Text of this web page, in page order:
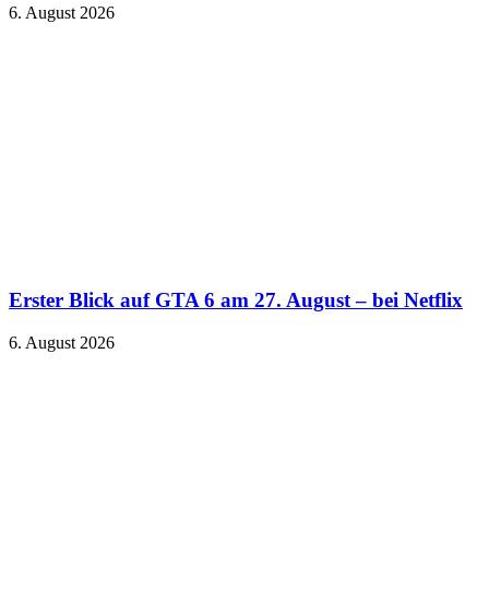
6. August 2026
Erster Blick auf GTA 6 am 27. August – bei Netflix
6. August 2026